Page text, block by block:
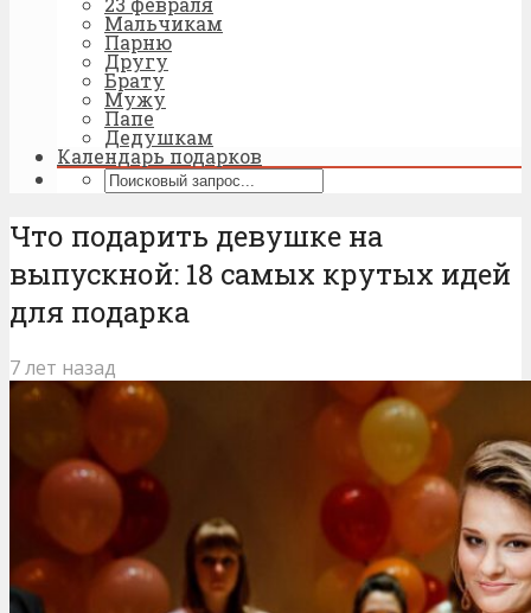
Мальчикам
Парню
Другу
Брату
Мужу
Папе
Дедушкам
Календарь подарков
Что подарить девушке на
выпускной: 18 самых крутых идей
для подарка
7 лет назад